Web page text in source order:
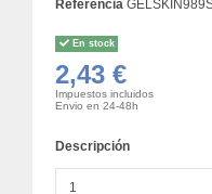
Referencia
En stock
2,43 €
Impuestos incluidos
Envio en 24-48h
Descripción